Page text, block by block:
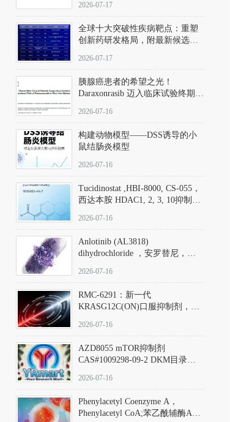
应用指南
2026-07-17
全球十大突破性疾病靶点：重塑
创新药研发格局，附最新候选分
2026-07-17
胰腺癌患者的希望之光！
Daraxonrasib 迈入临床试验终期阶
2026-07-16
构建动物模型——DSS诱导的小
鼠结肠炎模型
2026-07-16
Tucidinostat ,HBI-8000, CS-055，
西达本胺 HDAC1, 2, 3, 10抑制剂
D808567) - DKM活性分子
2026-07-16
Anlotinib (AL3818)
dihydrochloride ，安罗替尼，
Hydrochloride实验方法步骤SOP
2026-07-16
RMC-6291：新一代
KRASG12C(ON)口服抑制剂，
(Elironrasib)CAS#2641998-63-0
2026-07-16
AZD8055 mTOR抑制剂
CAS#1009298-09-2 DKM目录号
激酶抑制剂的深度剖析
2026-07-16
Phenylacetyl Coenzyme A，
Phenylacetyl CoA;苯乙酰辅酶A